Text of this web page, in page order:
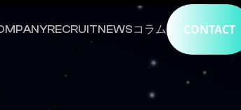
RECRUITNEWSコラム CONTACT